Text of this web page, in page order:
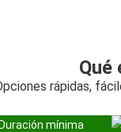
Qué
rápidas,
mínima